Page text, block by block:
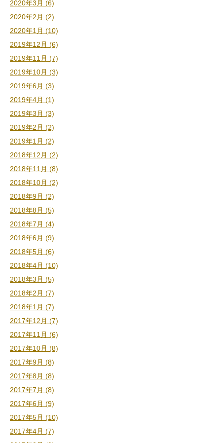
2020年3月 (6)
2020年2月 (2)
2020年1月 (10)
2019年12月 (6)
2019年11月 (7)
2019年10月 (3)
2019年6月 (3)
2019年4月 (1)
2019年3月 (3)
2019年2月 (2)
2019年1月 (2)
2018年12月 (2)
2018年11月 (8)
2018年10月 (2)
2018年9月 (2)
2018年8月 (5)
2018年7月 (4)
2018年6月 (9)
2018年5月 (6)
2018年4月 (10)
2018年3月 (5)
2018年2月 (7)
2018年1月 (7)
2017年12月 (7)
2017年11月 (6)
2017年10月 (8)
2017年9月 (8)
2017年8月 (8)
2017年7月 (8)
2017年6月 (9)
2017年5月 (10)
2017年4月 (7)